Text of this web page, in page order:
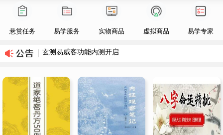
悬赏任务 易学服务 实物商品 虚拟商品 易学专家
玄测易威客功能内测开启